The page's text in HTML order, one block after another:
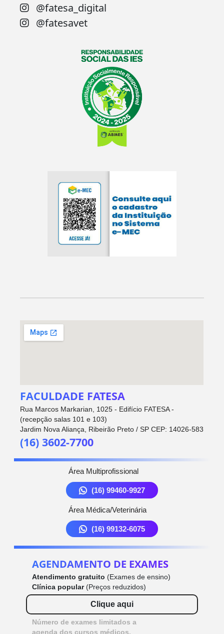
@fatesa_digital
@fatesavet
FACULDADE FATESA
Rua Marcos Markarian, 1025 - Edifício FATESA -
(recepção salas 101 e 103)
Jardim Nova Aliança, Ribeirão Preto / SP CEP: 14026-583
(16) 3602-7700
Área Multiprofissional
(16) 99460-9927
Área Médica/Veterinária
(16) 99132-6075
AGENDAMENTO DE EXAMES
Atendimento gratuito (Exames de ensino)
Clínica popular(Preços reduzidos)
Clique aqui
Número de exames limitados a
agenda dos cursos médicos.